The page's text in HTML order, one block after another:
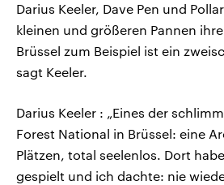
Darius Keeler, Dave Pen und
kleinen und größeren Pannen
Brüssel zum Beispiel ist ein
sagt Keeler.
Darius Keeler : „Eines der
Forest National in Brüssel: eine
Plätzen, total seelenlos. Dort
gespielt und ich dachte: nie